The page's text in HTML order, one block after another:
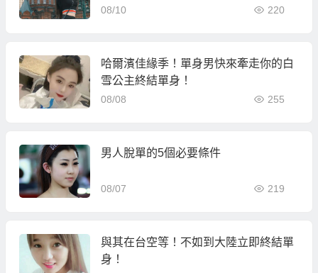
08/10 220
哈爾濱佳緣季！單身男快來牽走你的白
雪公主終結單身！
08/08 255
男人脫單的5個必要條件
08/07 219
與其在台空等！不如到大陸立即終結單
身！